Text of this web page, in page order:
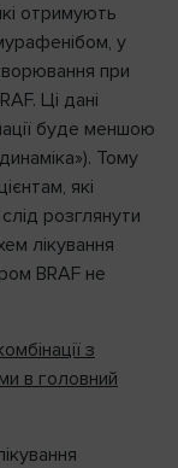
отримують
у
при
Ці дані
буде меншою
Тому
які
розглянути
лікування
BRAF не
з
в головний